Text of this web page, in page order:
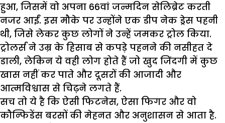
हुआ, जिसमें वो अपना 66वां जन्मदिन सेलिब्रेट करती
नजर आईं. इस मौके पर उन्होंने एक डीप नेक ड्रेस पहनी
थी, जिसे लेकर कुछ लोगों ने उन्हें जमकर ट्रोल किया.
ट्रोलर्स ने उम्र के हिसाब से कपड़े पहनने की नसीहत दे
डाली, लेकिन ये वही लोग होते हैं जो खुद जिंदगी में कुछ
खास नहीं कर पाते और दूसरों की आजादी और
आत्मविश्वास से चिढ़ने लगते हैं.
सच तो ये है कि ऐसी फिटनेस, ऐसा फिगर और वो
कौन्फिडेंस बरसों की मेहनत और अनुशासन से आता है.